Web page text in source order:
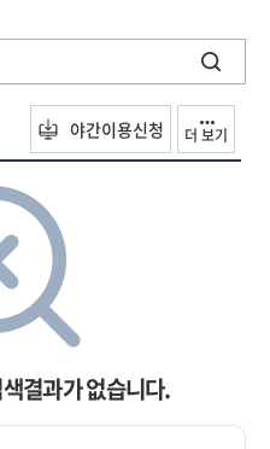
야간이용신청 더 보기
결과가 없습니다.